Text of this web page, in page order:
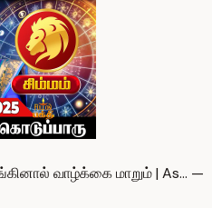
வாழ்க்கை மாறும் | As… —